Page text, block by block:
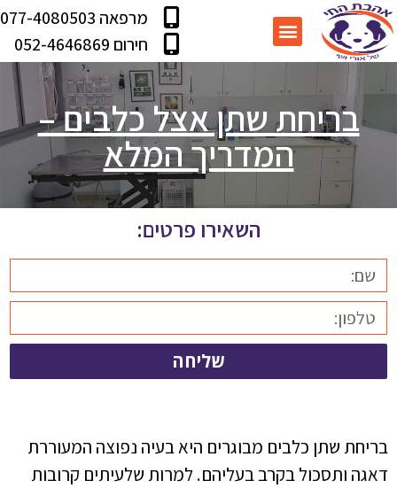
מרפאה 077-4080503
חירום 052-4646869
בריחת שתן אצל כלבים –
המדריך המלא
בריחת שתן כלבים מבוגרים היא בעיה נפוצה המעוררת
דאגה ותסכול בקרב בעליהם. למרות שלעיתים קרובות
השאירו פרטים:
שליחה